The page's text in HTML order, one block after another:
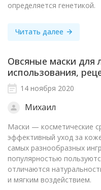
определяется генетикой.
Читать далее
Овсяные маски для
использования,
14 ноября 2020
Михаил
Маски — косметические
эффективный уход за
самых разнообразных
популярностью
отличаются
и мягким воздействием.